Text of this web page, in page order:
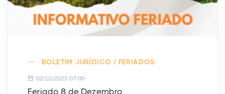
BOLETIM JURÍDICO / FERIADOS
02/12/2025 07:00
Feriado 8 de Dezembro